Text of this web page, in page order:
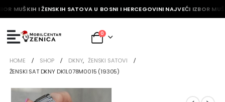
MUŠKIH I ŽENSKIH SATOVA U BOSNI I HERCEGOVINI NAJVEĆI IZBOR
0
HOME SHOP DKNY, ŽENSKI SATOVI
ŽENSKI SAT DKNY DK1L078M0015 (19305)